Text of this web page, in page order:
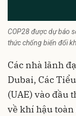
COP28 được dự báo
thức chống biến đổi
Các nhà lãnh
Dubai, Các
(UAE) vào đầu
về khí hậutoàn